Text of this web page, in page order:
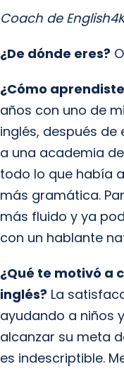
Coach de
¿De dónde eres?
¿Cómo
años con uno de
inglés, después
a una academia
todo lo que había
más gramática.
más fluido y ya
con un hablante
¿Qué te motivó a
inglés? La
ayudando a niños
alcanzar su meta
es indescriptible.